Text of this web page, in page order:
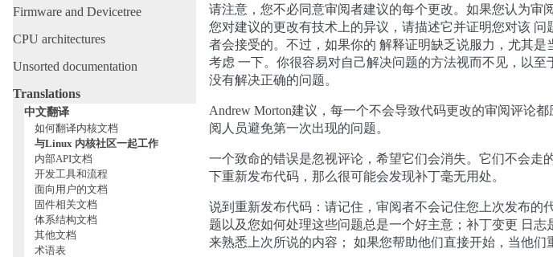
Firmware and Devicetree
CPU architectures
Unsorted documentation
Translations
中文翻译
如何翻译内核文档
与Linux 内核社区一起工作
内部API文档
开发工具和流程
面向用户的文档
固件相关文档
体系结构文档
其他文档
术语表
请注意，您不必同意审阅者建议的每个更改。如果您认为审
您对建议的更改有技术上的异议，请描述它并证明您对该
者会接受的。不过，如果你的 解释证明缺乏说服力，尤其
考虑 一下。你很容易对自己解决问题的方法视而不见，以
没有解决正确的问题。
Andrew Morton建议，每一个不会导致代码更改的审阅评论
阅人员避免第一次出现的问题。
一个致命的错误是忽视评论，希望它们会消失。它们不会走
下重新发布代码，那么很可能会发现补丁毫无用处。
说到重新发布代码：请记住，审阅者不会记住您上次发布的
题以及您如何处理这些问题总是一个好主意；补丁变更 日
来熟悉上次所说的内容； 如果您帮助他们直接开始，当他们